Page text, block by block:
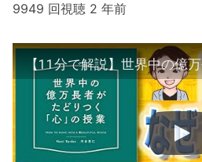
9949 回視聴 2 年前